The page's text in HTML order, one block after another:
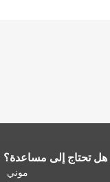
هل تحتاج إلى مساعدة؟
موني